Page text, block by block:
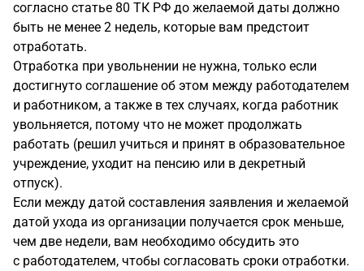
согласно статье 80 ТК РФ до желаемой даты должно
быть не менее 2 недель, которые вам предстоит
отработать.
Отработка при увольнении не нужна, только если
достигнуто соглашение об этом между работодателем
и работником, а также в тех случаях, когда работник
увольняется, потому что не может продолжать
работать (решил учиться и принят в образовательное
учреждение, уходит на пенсию или в декретный
отпуск).
Если между датой составления заявления и желаемой
датой ухода из организации получается срок меньше,
чем две недели, вам необходимо обсудить это
с работодателем, чтобы согласовать сроки отработки.